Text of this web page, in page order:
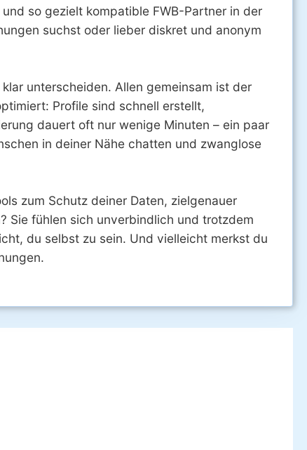
so gezielt kompatible FWB-Partner in der
suchst oder lieber diskret und anonym
unterscheiden. Allen gemeinsam ist der
Profile sind schnell erstellt,
dauert oft nur wenige Minuten – ein paar
in deiner Nähe chatten und zwanglose
zum Schutz deiner Daten, zielgenauer
Sie fühlen sich unverbindlich und trotzdem
du selbst zu sein. Und vielleicht merkst du